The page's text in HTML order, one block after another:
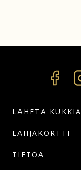
LÄHETÄ KUKKIA
LAHJAKORTTI
TIETOA